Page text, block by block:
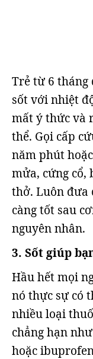
Trẻ từ 6 tháng
sốt với nhiệt
mất ý thức và
thể. Gọi cấp
năm phút
mửa, cứng cổ,
thở. Luôn đưa
càng tốt sau
nguyên nhân.
3. Sốt giúp
Hầu hết mọi
nó thực sự có
nhiều loại
chẳng hạn
hoặc